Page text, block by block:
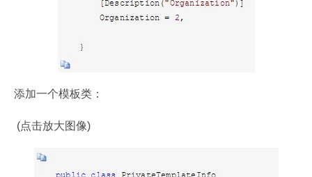
添加一个模板类：
(点击放大图像)